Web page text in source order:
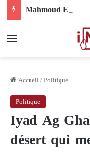
Accueil/Politique
Politique
Iyad Ag
désert qui